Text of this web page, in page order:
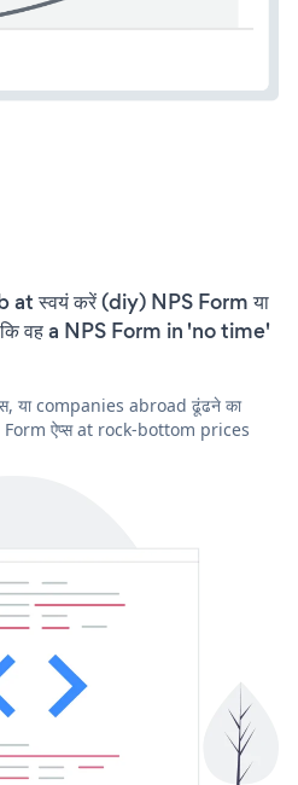
at स्वयं करें (diy) NPS Form या
कि वह a NPS Form in 'no time'
या companies abroad ढूंढने का
Form ऐप्स at rock-bottom prices